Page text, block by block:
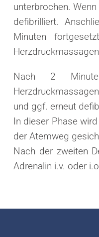
unterbrochen.
defibrilliert.
Minuten
Nach 2
und ggf. erneut
In dieser Phase
der Atemweg
Nach der zweiten
Adrenalin i.v. oder